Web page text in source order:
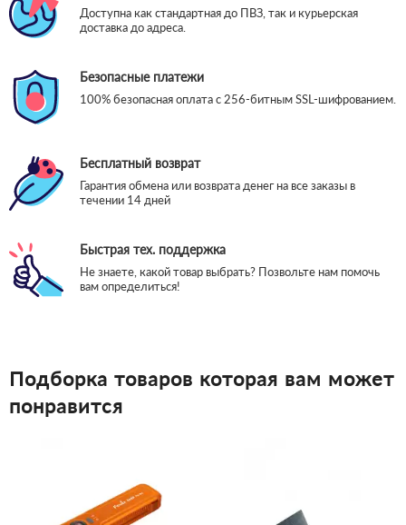
Доступна как стандартная до ПВЗ, так и курьерская
доставка до адреса.
Безопасные платежи
100% безопасная оплата с 256-битным SSL-шифрованием.
Бесплатный возврат
Гарантия обмена или возврата денег на все заказы в
течении 14 дней
Быстрая тех. поддержка
Не знаете, какой товар выбрать? Позвольте нам помочь
вам определиться!
Подборка товаров которая вам может
понравится